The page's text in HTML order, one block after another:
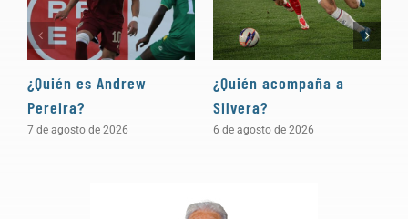
¿Quién es Andrew
Pereira?
7 de agosto de 2026
¿Quién acompaña a
Silvera?
6 de agosto de 2026